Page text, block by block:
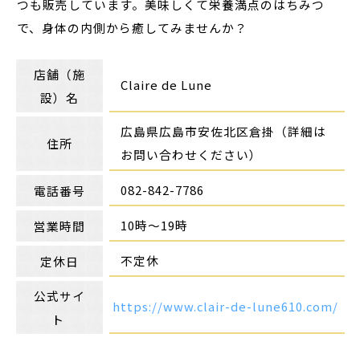
つも販売しています。美味しくて栄養満点のはちみつ
で、身体の内側から癒してみませんか？
店舗（施
設）名
Claire de Lune
住所
広島県広島市安佐北区倉掛（詳細は
お問い合わせください）
電話番号 082-842-7786
営業時間 10時～19時
定休日 不定休
公式サイ
ト
https://www.clair-de-lune610.com/